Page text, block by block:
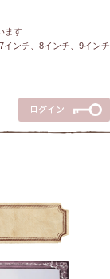
ます
ンチ、8インチ、9インチ